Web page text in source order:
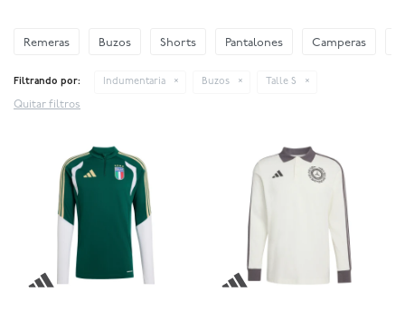
Remeras Buzos Shorts Pantalones Camperas
Filtrando por: Indumentaria Buzos Talle S
Quitar filtros